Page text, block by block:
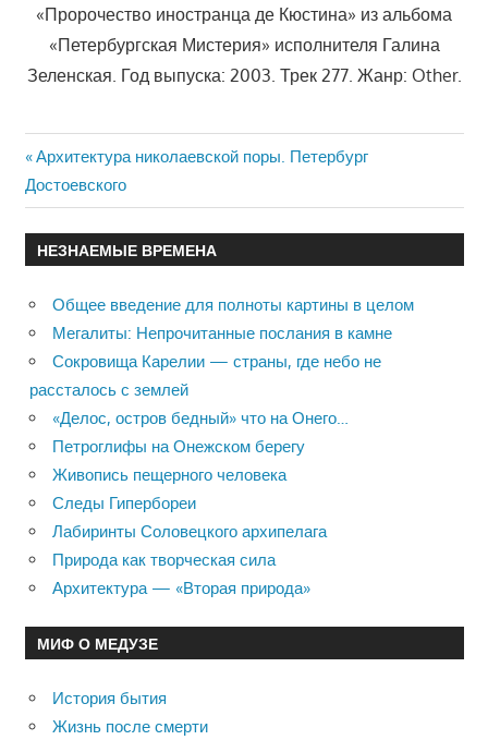
«Пророчество иностранца де Кюстина» из альбома
«Петербургская Мистерия» исполнителя Галина
Зеленская. Год выпуска: 2003. Трек 277. Жанр: Other.
Навигация
по
записям
Previous
Post:
Архитектура николаевской поры. Петербург
Достоевского
НЕЗНАЕМЫЕ ВРЕМЕНА
Общее введение для полноты картины в целом
Мегалиты: Непрочитанные послания в камне
Сокровища Карелии — страны, где небо не
рассталось с землей
«Делос, остров бедный» что на Онего…
Петроглифы на Онежском берегу
Живопись пещерного человека
Следы Гипербореи
Лабиринты Соловецкого архипелага
Природа как творческая сила
Архитектура — «Вторая природа»
МИФ О МЕДУЗЕ
История бытия
Жизнь после смерти